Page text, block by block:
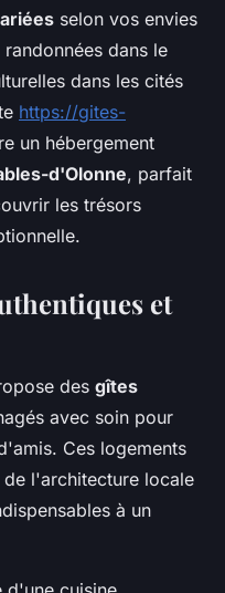
selon vos envies
dans le
dans les cités
https://gites-
un hébergement
d'Olonne, parfait
les trésors
et
des gîtes
avec soin pour
Ces logements
l'architecture locale
à un